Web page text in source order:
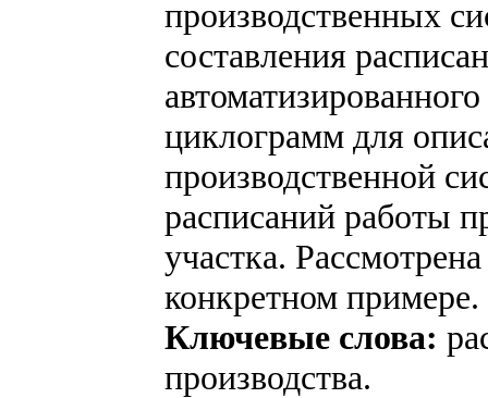
производственных
составления
циклограмм для
производственной
расписаний работы
участка.
конкретном примере.
Ключевые слова:
производства.